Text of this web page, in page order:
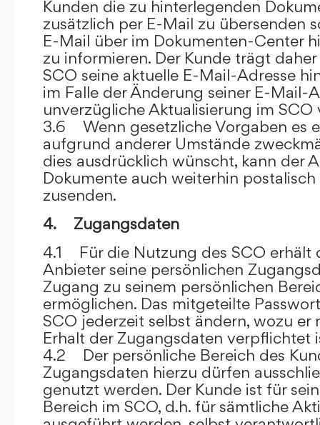
Kunden die zu hinterlegenden
zusätzlich per E-Mail zu übersenden
E-Mail über im Dokumenten-Center
zu informieren. Der Kunde trägt
SCO seine aktuelle E-Mail-Adresse
im Falle der Änderung seiner E-Mail-
unverzügliche Aktualisierung im SCO
3.6 Wenn gesetzliche Vorgaben es
aufgrund anderer Umstände
dies ausdrücklich wünscht, kann der
Dokumente auch weiterhin
zusenden.
4. Zugangsdaten
4.1 Für die Nutzung des SCO erhält
Anbieter seine persönlichen
Zugang zu seinem persönlichen
ermöglichen. Das mitgeteilte
SCO jederzeit selbst ändern, wozu er
Erhalt der Zugangsdaten verpflichtet
4.2 Der persönliche Bereich des
Zugangsdaten hierzu dürfen
genutzt werden. Der Kunde ist für
Bereich im SCO, d.h. für sämtliche